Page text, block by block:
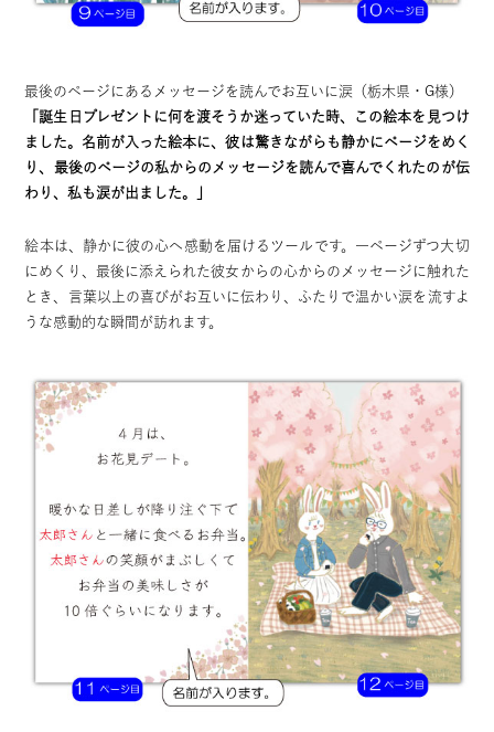
最後のページにあるメッセージを読んでお互いに涙（栃木県・G様）
「誕生日プレゼントに何を渡そうか迷っていた時、この絵本を見つけ
ました。名前が入った絵本に、彼は驚きながらも静かにページをめく
り、最後のページの私からのメッセージを読んで喜んでくれたのが伝
わり、私も涙が出ました。」
絵本は、静かに彼の心へ感動を届けるツールです。一ページずつ大切
にめくり、最後に添えられた彼女からの心からのメッセージに触れた
とき、言葉以上の喜びがお互いに伝わり、ふたりで温かい涙を流すよ
うな感動的な瞬間が訪れます。